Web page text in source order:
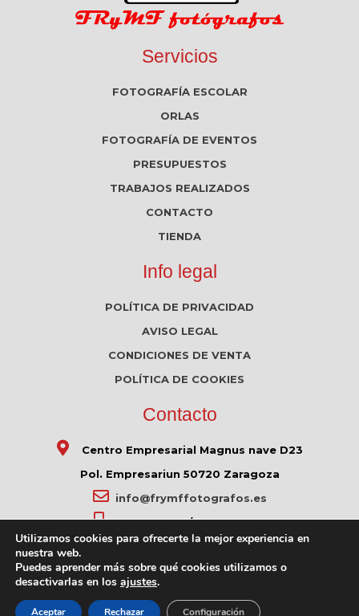
Servicios
FOTOGRAFÍA ESCOLAR
ORLAS
FOTOGRAFÍA DE EVENTOS
PRESUPUESTOS
TRABAJOS REALIZADOS
CONTACTO
TIENDA
Info legal
POLÍTICA DE PRIVACIDAD
AVISO LEGAL
CONDICIONES DE VENTA
POLÍTICA DE COOKIES
Contacto
Centro Empresarial Magnus nave D23
Pol. Empresariun 50720 Zaragoza
info@frymffotografos.es
635 362 004/615 333 634
635 362 004
Utilizamos cookies para ofrecerte la mejor experiencia en
nuestra web.
Puedes aprender más sobre qué cookies utilizamos o
desactivarlas en los ajustes.
Aceptar Rechazar Configuración